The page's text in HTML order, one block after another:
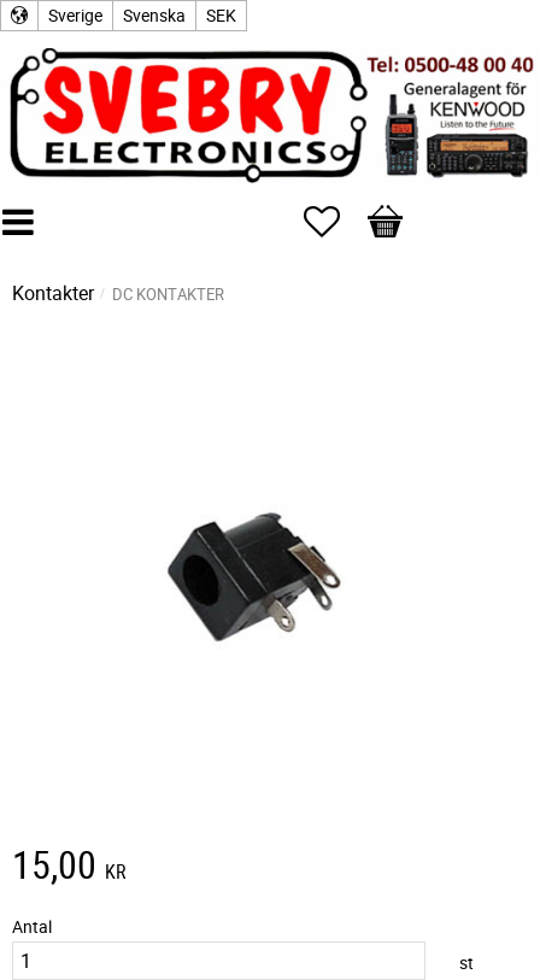
Sverige Svenska SEK
Favoriter
Kundvagn
Kontakter DC KONTAKTER
15,00 KR
Antal
st